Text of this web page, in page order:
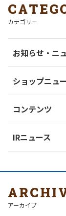
カテゴリー
お知らせ・ニ
ショップニュ
コンテンツ
IRニュース
アーカイブ